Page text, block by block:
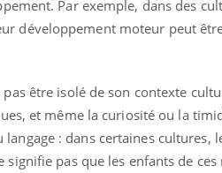
Par exemple, dans des
développement moteur peut
être isolé de son contexte
et même la curiosité ou la
langage : dans certaines
pas que les enfants de